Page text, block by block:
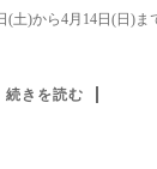
(土)から4月14日(日)ま
続きを読む